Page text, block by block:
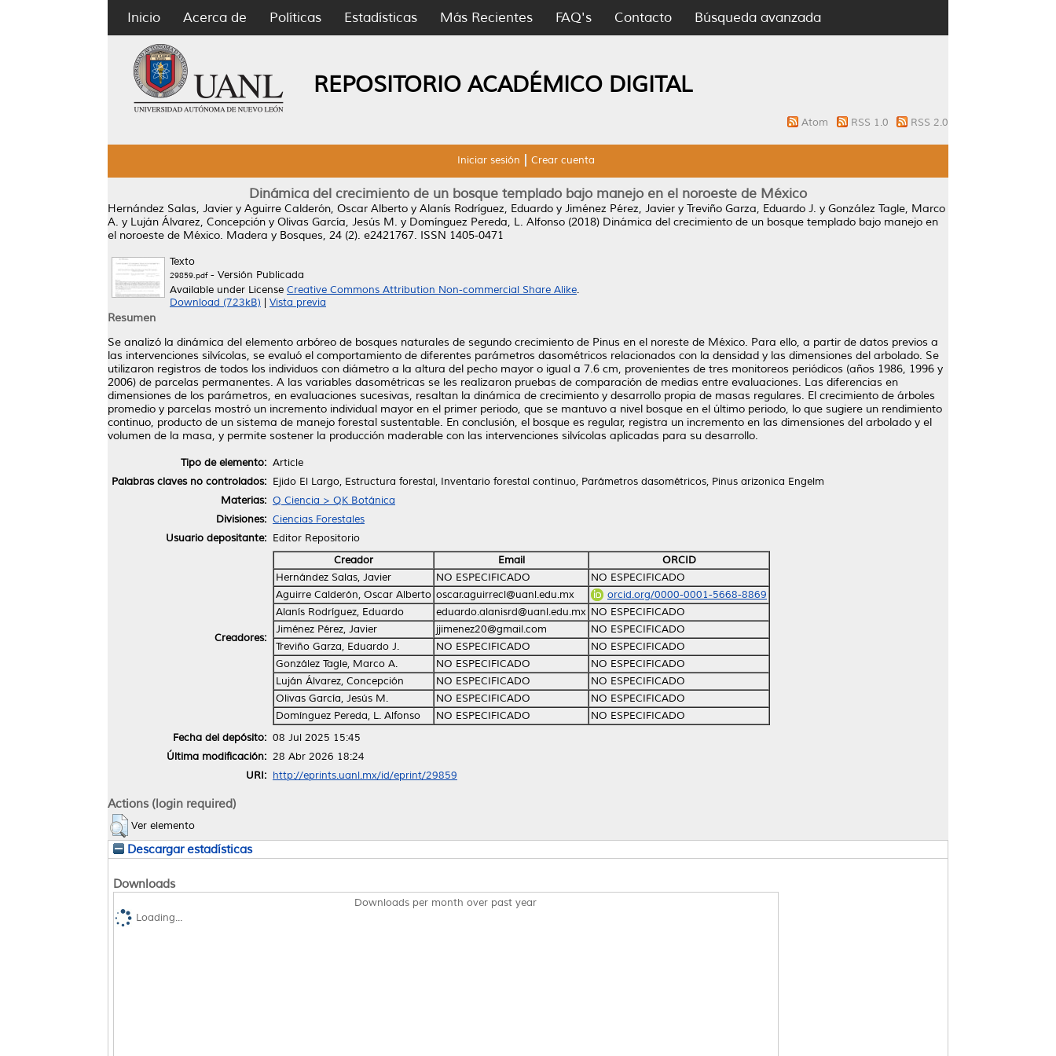
Inicio Acerca de Políticas Estadísticas Más Recientes FAQ's Contacto Búsqueda avanzada
REPOSITORIO ACADÉMICO DIGITAL
Atom RSS 1.0 RSS 2.0
Iniciar sesión Crear cuenta
Dinámica del crecimiento de un bosque templado bajo manejo en el noroeste de México
Hernández Salas, Javier y Aguirre Calderón, Oscar Alberto y Alanís Rodríguez, Eduardo y Jiménez Pérez, Javier y Treviño Garza, Eduardo J. y González Tagle, Marco
A. y Luján Álvarez, Concepción y Olivas García, Jesús M. y Domínguez Pereda, L. Alfonso (2018) Dinámica del crecimiento de un bosque templado bajo manejo en
el noroeste de México. Madera y Bosques, 24 (2). e2421767. ISSN 1405-0471
Texto
29859.pdf- Versión Publicada
Available under License Creative Commons Attribution Non-commercial Share Alike.
Download (723kB)
Vista previa
Resumen
Se analizó la dinámica del elemento arbóreo de bosques naturales de segundo crecimiento de Pinus en el noreste de México. Para ello, a partir de datos previos a
las intervenciones silvícolas, se evaluó el comportamiento de diferentes parámetros dasométricos relacionados con la densidad y las dimensiones del arbolado. Se
utilizaron registros de todos los individuos con diámetro a la altura del pecho mayor o igual a 7.6 cm, provenientes de tres monitoreos periódicos (años 1986, 1996 y
2006) de parcelas permanentes. A las variables dasométricas se les realizaron pruebas de comparación de medias entre evaluaciones. Las diferencias en
dimensiones de los parámetros, en evaluaciones sucesivas, resaltan la dinámica de crecimiento y desarrollo propia de masas regulares. El crecimiento de árboles
promedio y parcelas mostró un incremento individual mayor en el primer periodo, que se mantuvo a nivel bosque en el último periodo, lo que sugiere un rendimiento
continuo, producto de un sistema de manejo forestal sustentable. En conclusión, el bosque es regular, registra un incremento en las dimensiones del arbolado y el
volumen de la masa, y permite sostener la producción maderable con las intervenciones silvícolas aplicadas para su desarrollo.
Tipo de elemento: Article
Palabras claves no controlados: Ejido El Largo, Estructura forestal, Inventario forestal continuo, Parámetros dasométricos, Pinus arizonica Engelm
Materias: Q Ciencia > QK Botánica
Divisiones: Ciencias Forestales
Usuario depositante: Editor Repositorio
Creadores:
Creador Email
ORCID
Hernández Salas, Javier
NO ESPECIFICADO
NO ESPECIFICADO
Aguirre Calderón, Oscar Alberto oscar.aguirrecl@uanl.edu.mx
orcid.org/0000-0001-5668-8869
Alanís Rodríguez, Eduardo
eduardo.alanisrd@uanl.edu.mx NO ESPECIFICADO
Jiménez Pérez, Javier
jjimenez20@gmail.com
NO ESPECIFICADO
Treviño Garza, Eduardo J.
NO ESPECIFICADO
NO ESPECIFICADO
González Tagle, Marco A.
NO ESPECIFICADO
NO ESPECIFICADO
Luján Álvarez, Concepción
NO ESPECIFICADO
NO ESPECIFICADO
Olivas García, Jesús M.
NO ESPECIFICADO
NO ESPECIFICADO
Domínguez Pereda, L. Alfonso
NO ESPECIFICADO
NO ESPECIFICADO
Fecha del depósito: 08 Jul 2025 15:45
Última modificación: 28 Abr 2026 18:24
URI: http://eprints.uanl.mx/id/eprint/29859
Actions (login required)
Ver elemento
Descargar estadísticas
Downloads
Downloads per month over past year
Loading...